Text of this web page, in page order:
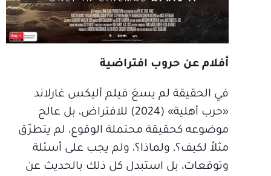
أفلام عن حروب افتراضية
في الحقيقة لم يسعَ فيلم أليكس غارلاند
«حرب أهلية» (2024) للافتراض، بل عالج
موضوعه كحقيقة محتملة الوقوع، لم يتطرّق
مثلاً لكيف؟، ولماذا؟، ولم يجب على أسئلة
وتوقعات، بل استبدل كل ذلك بالحديث عن